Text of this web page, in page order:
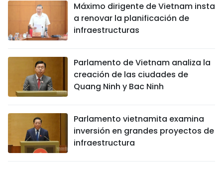
Máximo dirigente de Vietnam insta
a renovar la planificación de
infraestructuras
Parlamento de Vietnam analiza la
creación de las ciudades de
Quang Ninh y Bac Ninh
Parlamento vietnamita examina
inversión en grandes proyectos de
infraestructura